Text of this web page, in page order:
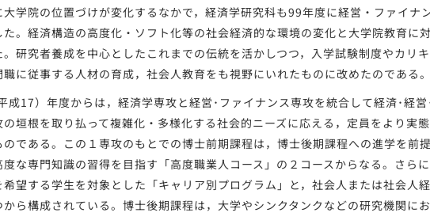
学院の位置づけが変化するなかで，経済学研究科も99年度に経営・ファイナ
。経済構造の高度化・ソフト化等の社会経済的な環境の変化と大学院教育に
。研究者養成を中心としたこれまでの伝統を活かしつつ，入学試験制度やカリ
に従事する人材の育成，社会人教育をも視野にいれたものに改めたのである。
17）年度からは，経済学専攻と経営･ファイナンス専攻を統合して経済･経
垣根を取り払って複雑化・多様化する社会的ニーズに応える，定員をより実
のである。この１専攻のもとでの博士前期課程は，博士後期課程への進学を前
度な専門知識の習得を目指す「高度職業人コース」の２コースからなる。さら
望する学生を対象とした「キャリア別プログラム」と，社会人または社会人
から構成されている。博士後期課程は，大学やシンクタンクなどの研究機関に